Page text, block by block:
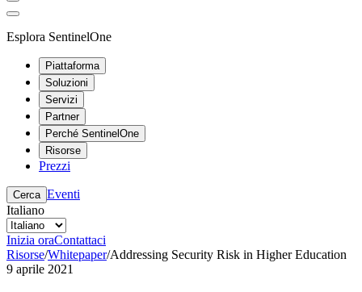
Esplora SentinelOne
Piattaforma
Soluzioni
Servizi
Partner
Perché SentinelOne
Risorse
Prezzi
Cerca Eventi
Italiano
Inizia oraContattaci
Risorse/Whitepaper/Addressing Security Risk in Higher Education
9 aprile 2021